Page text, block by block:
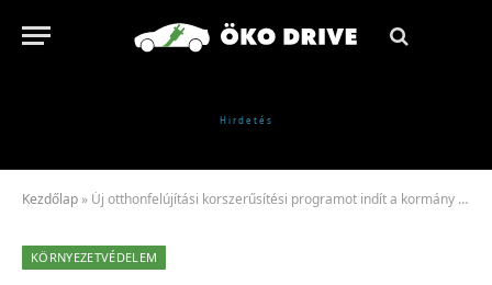
Kezdőlap » Új otthonfelújítási korszerűsítési programot indít a kormány 108 milliárd forint keretösszeggel
KÖRNYEZETVÉDELEM